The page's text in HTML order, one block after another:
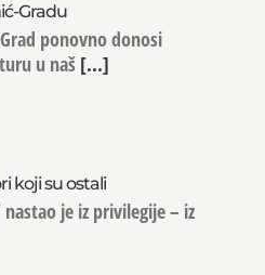
Gradu
ponovno donosi
u naš [...]
koji su ostali
je iz privilegije – iz